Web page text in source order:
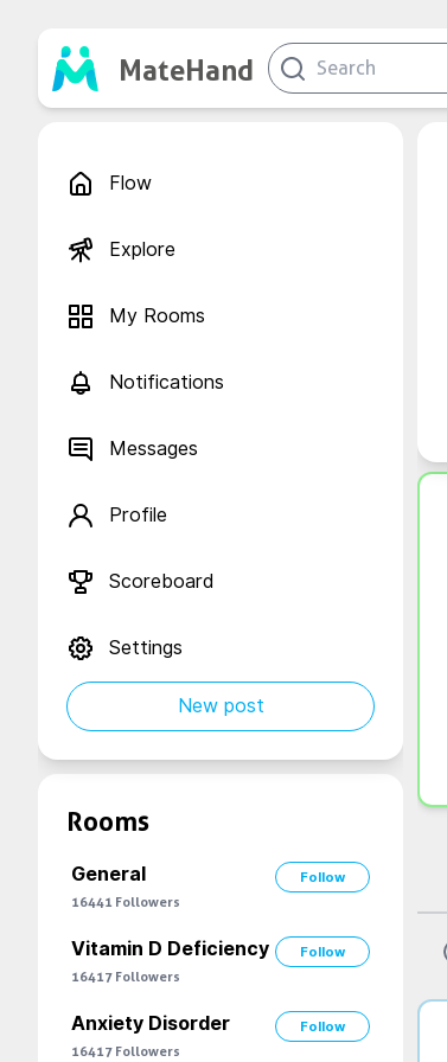
MateHand
Flow
Explore
My Rooms
Notifications
Messages
Profile
Scoreboard
Settings
New post
Rooms
General
Follow
16441 Followers
Vitamin D Deficiency
Follow
16417 Followers
Anxiety Disorder
Follow
16417 Followers